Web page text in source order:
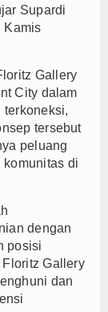
Supardi
Kamis
Gallery
City dalam
terkoneksi,
tersebut
peluang
komunitas di
dengan
posisi
Gallery
dan